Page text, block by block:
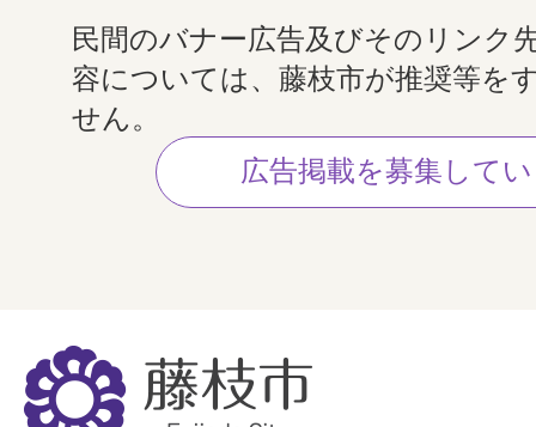
民間のバナー広告及びそのリンク
容については、藤枝市が推奨等を
せん。
広告掲載を募集して
藤
枝